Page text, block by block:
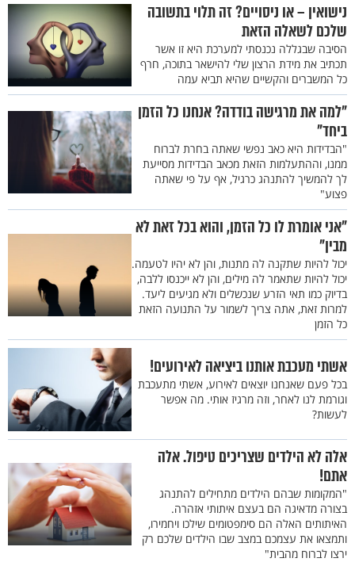
נישואין – או ניסויים? זה תלוי בתשובה
שלכם לשאלה הזאת
הסיבה שבגללה נכנסתי למערכת היא זו אשר
תכתיב את מידת הרצון שלי להישאר בתוכה, חרף
כל המשברים והקשיים שהיא תביא עמה
"למה את מרגישה בודדה? אנחנו כל הזמן
ביחד"
"הבדידות היא כאב נפשי שאתה בחרת לברוח
ממנו, וההתעלמות הזאת מכאב הבדידות מסייעת
לך להמשיך להתנהג כרגיל, אף על פי שאתה
פצוע"
"אני אומרת לו כל הזמן, והוא בכל זאת לא
מבין"
יכול להיות שתקנה לה מתנות, והן לא יהיו לטעמה.
יכול להיות שתאמר לה מילים, והן לא ייכנסו ללבה,
בדיוק כמו תאי הזרע שנכשלים ולא מגיעים ליעד.
למרות זאת, אתה צריך לשמור על התנועה הזאת
כל הזמן
אשתי מעכבת אותנו ביציאה לאירועים!
בכל פעם שאנחנו יוצאים לאירוע, אשתי מתעכבת
וגורמת לנו לאחר, וזה מרגיז אותי. מה אפשר
לעשות?
אלה לא הילדים שצריכים טיפול. אלה
אתם!
"המקומות שבהם הילדים מתחילים להתנהג
בצורה מדאיגה הם בעצם איתותי אזהרה.
האיתותים האלה הם סימפטומים שילכו ויחמירו,
ותמצאו את עצמכם במצב שבו הילדים שלכם רק
ירצו לברוח מהבית"